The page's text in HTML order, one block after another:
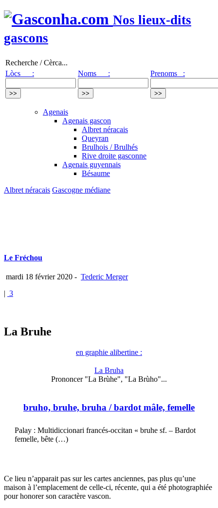
Nos lieux-dits
gascons
Recherche / Cèrca...
Lòcs :
Noms : Prenoms :
Agenais
Agenais gascon
Albret néracais
Queyran
Brulhois / Brulhés
Rive droite gasconne
Agenais guyennais
Bésaume
Albret néracais Gascogne médiane
Le Fréchou
mardi 18 février 2020 - Tederic Merger
| 3
La Bruhe
en graphie alibertine :
La Bruha
Prononcer "La Brùhe", "La Brùho"...
bruho, bruhe, bruha / bardot mâle, femelle
Palay : Multidiccionari francés-occitan « bruhe sf. – Bardot
femelle, bête (…)
Ce lieu n’apparait pas sur les cartes anciennes, pas plus qu’une
maison à l’emplacement de celle-ci, récente, qui a été photographiée
pour honorer son caractère vascon.